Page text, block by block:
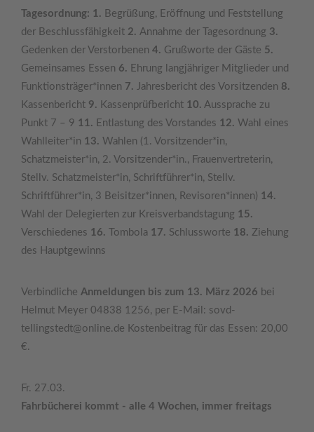
Tagesordnung: 1. Begrüßung, Eröffnung und Feststellung
der Beschlussfähigkeit 2. Annahme der Tagesordnung 3.
Gedenken der Verstorbenen 4. Grußworte der Gäste 5.
Gemeinsames Essen 6. Ehrung langjähriger Mitglieder und
Funktionsträger*innen 7. Jahresbericht des Vorsitzenden 8.
Kassenbericht 9. Kassenprüfbericht 10. Aussprache zu
Punkt 7 – 9 11. Entlastung des Vorstandes 12. Wahl eines
Wahlleiter*in 13. Wahlen (1. Vorsitzender*in,
Schatzmeister*in, 2. Vorsitzender*in., Frauenvertreterin,
Stellv. Schatzmeister*in, Schriftführer*in, Stellv.
Schriftführer*in, 3 Beisitzer*innen, Revisoren*innen) 14.
Wahl der Delegierten zur Kreisverbandstagung 15.
Verschiedenes 16. Tombola 17. Schlussworte 18. Ziehung
des Hauptgewinns
Verbindliche Anmeldungen bis zum 13. März 2026 bei
Helmut Meyer 04838 1256, per E-Mail: sovd-
tellingstedt@online.de Kostenbeitrag für das Essen: 20,00
€.
Fr. 27.03.
Fahrbücherei kommt - alle 4 Wochen, immer freitags